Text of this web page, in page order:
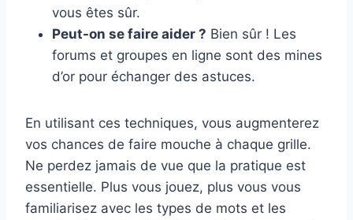
vous êtes sûr.
Peut-on se faire aider ? Bien sûr ! Les
forums et groupes en ligne sont des mines
d’or pour échanger des astuces.
En utilisant ces techniques, vous augmenterez
vos chances de faire mouche à chaque grille.
Ne perdez jamais de vue que la pratique est
essentielle. Plus vous jouez, plus vous vous
familiarisez avec les types de mots et les